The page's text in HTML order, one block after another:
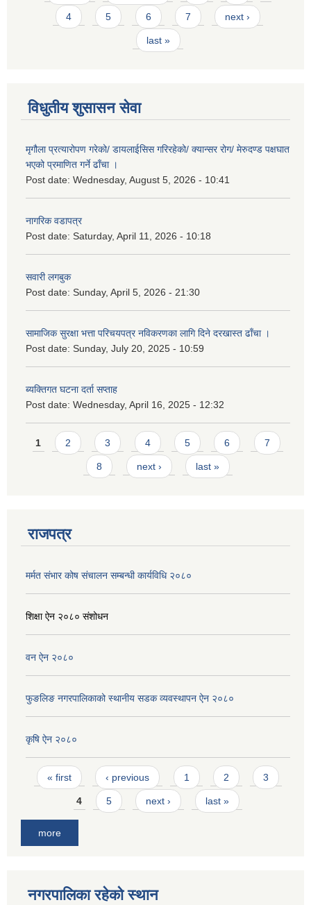
4 5 6 7 next ›
last »
विधुतीय शुसासन सेवा
मृगौला प्रत्यारोपण गरेको/ डायलाईसिस गरिरहेको/ क्यान्सर रोग/ मेरुदण्ड पक्षघात
भएको प्रमाणित गर्ने ढाँचा ।
Post date: Wednesday, August 5, 2026 - 10:41
नागरिक वडापत्र
Post date: Saturday, April 11, 2026 - 10:18
सवारी लगबुक
Post date: Sunday, April 5, 2026 - 21:30
सामाजिक सुरक्षा भत्ता परिचयपत्र नविकरणका लागि दिने दरखास्त ढाँचा ।
Post date: Sunday, July 20, 2025 - 10:59
ब्यक्तिगत घटना दर्ता सप्ताह
Post date: Wednesday, April 16, 2025 - 12:32
Pages
1 2 3 4 5 6 7
8 next › last »
राजपत्र
मर्मत संभार कोष संचालन सम्बन्धी कार्यविधि २०८०
शिक्षा ऐन २०८० संशोधन
वन ऐन २०८०
फुङलिङ नगरपालिकाको स्थानीय सडक व्यवस्थापन ऐन २०८०
कृषि ऐन २०८०
Pages
« first ‹ previous 1 2 3
4 5 next › last »
more
नगरपालिका रहेको स्थान